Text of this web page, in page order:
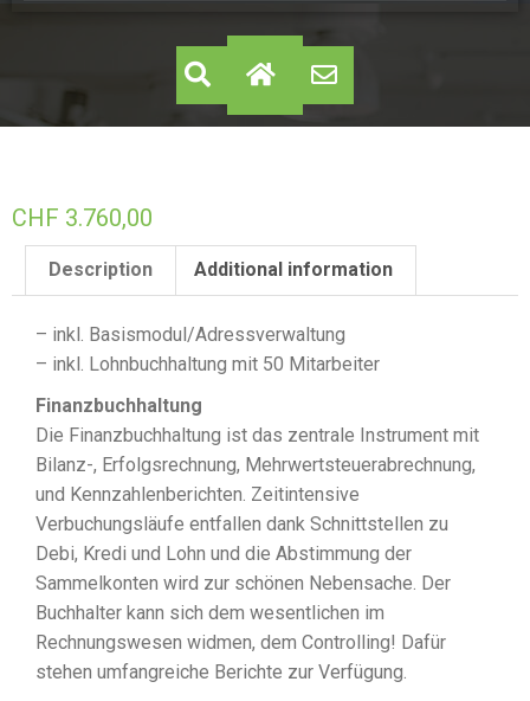
CHF 3.760,00
Description Additional information
– inkl. Basismodul/Adressverwaltung
– inkl. Lohnbuchhaltung mit 50 Mitarbeiter
Finanzbuchhaltung
Die Finanzbuchhaltung ist das zentrale Instrument mit
Bilanz-, Erfolgsrechnung, Mehrwertsteuerabrechnung,
und Kennzahlenberichten. Zeitintensive
Verbuchungsläufe entfallen dank Schnittstellen zu
Debi, Kredi und Lohn und die Abstimmung der
Sammelkonten wird zur schönen Nebensache. Der
Buchhalter kann sich dem wesentlichen im
Rechnungswesen widmen, dem Controlling! Dafür
stehen umfangreiche Berichte zur Verfügung.